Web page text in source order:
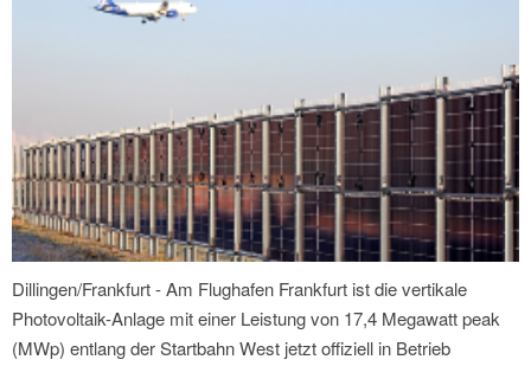
Dillingen/Frankfurt - Am Flughafen Frankfurt ist die vertikale
Photovoltaik-Anlage mit einer Leistung von 17,4 Megawatt peak
(MWp) entlang der Startbahn West jetzt offiziell in Betrieb